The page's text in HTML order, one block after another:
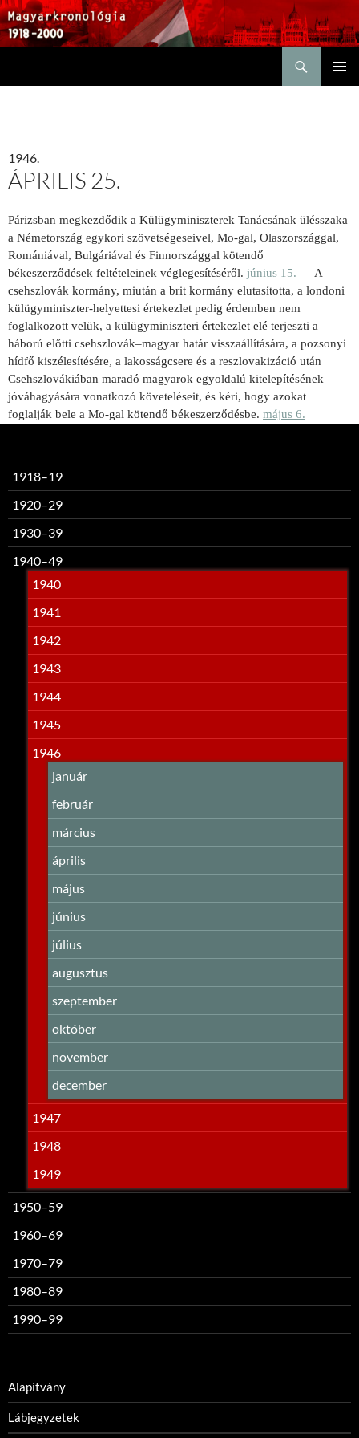
1946.
ÁPRILIS 25.
Párizsban megkezdődik a Külügyminiszterek Tanácsának ülésszaka
a Németország egykori szövetségeseivel, Mo-gal, Olaszországgal,
Romániával, Bulgáriával és Finnországgal kötendő
békeszerződések feltételeinek véglegesítéséről. június 15. — A
csehszlovák kormány, miután a brit kormány elutasította, a londoni
külügyminiszter-helyettesi értekezlet pedig érdemben nem
foglalkozott velük, a külügyminiszteri értekezlet elé terjeszti a
háború előtti csehszlovák–magyar határ visszaállítására, a pozsonyi
hídfő kiszélesítésére, a lakosságcsere és a reszlovakizáció után
Csehszlovákiában maradó magyarok egyoldalú kitelepítésének
jóváhagyására vonatkozó követeléseit, és kéri, hogy azokat
foglalják bele a Mo-gal kötendő békeszerződésbe. május 6.
1918–19
1920–29
1930–39
1940–49
1940
1941
1942
1943
1944
1945
1946
január
február
március
április
május
június
július
augusztus
szeptember
október
november
december
1947
1948
1949
1950–59
1960–69
1970–79
1980–89
1990–99
Alapítvány
Lábjegyzetek